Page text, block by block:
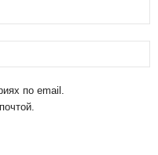
по email.